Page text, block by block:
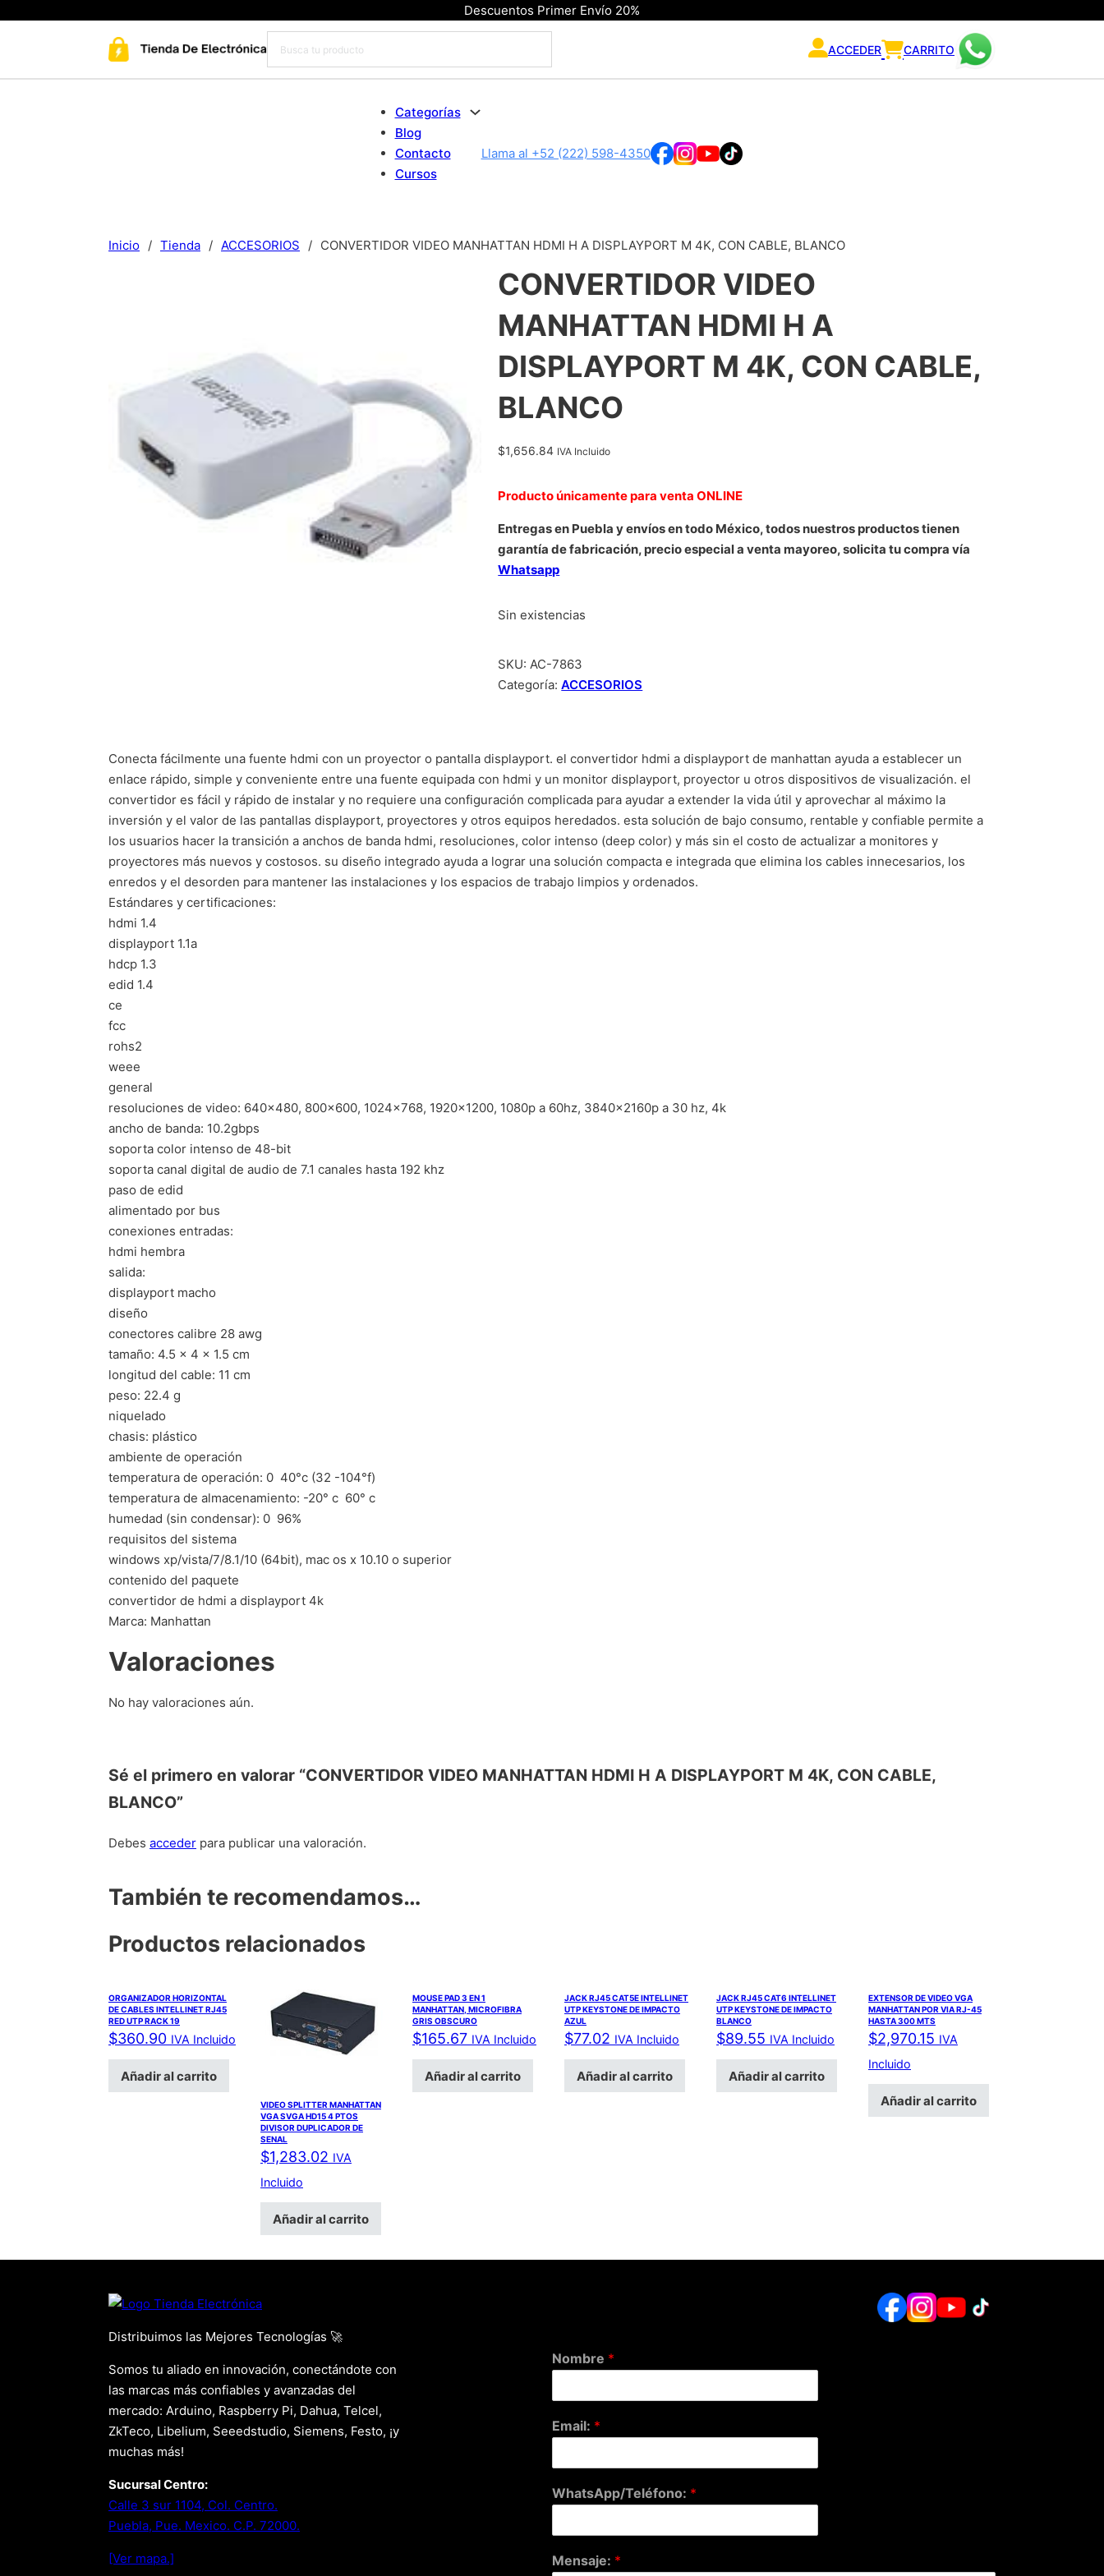
Descuentos Primer Envío 20%
ACCEDER CARRITO
Categorías
Blog
Contacto
Cursos
Llama al +52 (222) 598-4350
Inicio / Tienda / ACCESORIOS / CONVERTIDOR VIDEO MANHATTAN HDMI H A DISPLAYPORT M 4K, CON CABLE, BLANCO
CONVERTIDOR VIDEO
MANHATTAN HDMI H A
DISPLAYPORT M 4K, CON CABLE,
BLANCO
$1,656.84 IVA Incluido
Producto únicamente para venta ONLINE
Entregas en Puebla y envíos en todo México, todos nuestros productos tienen
garantía de fabricación, precio especial a venta mayoreo, solicita tu compra vía
Whatsapp
Sin existencias
SKU:AC-7863
Categoría:ACCESORIOS
Conecta fácilmente una fuente hdmi con un proyector o pantalla displayport. el convertidor hdmi a displayport de manhattan ayuda a establecer un
enlace rápido, simple y conveniente entre una fuente equipada con hdmi y un monitor displayport, proyector u otros dispositivos de visualización. el
convertidor es fácil y rápido de instalar y no requiere una configuración complicada para ayudar a extender la vida útil y aprovechar al máximo la
inversión y el valor de las pantallas displayport, proyectores y otros equipos heredados. esta solución de bajo consumo, rentable y confiable permite a
los usuarios hacer la transición a anchos de banda hdmi, resoluciones, color intenso (deep color) y más sin el costo de actualizar a monitores y
proyectores más nuevos y costosos. su diseño integrado ayuda a lograr una solución compacta e integrada que elimina los cables innecesarios, los
enredos y el desorden para mantener las instalaciones y los espacios de trabajo limpios y ordenados.
Estándares y certificaciones:
hdmi 1.4
displayport 1.1a
hdcp 1.3
edid 1.4
ce
fcc
rohs2
weee
general
resoluciones de video: 640×480, 800×600, 1024×768, 1920×1200, 1080p a 60hz, 3840x2160p a 30 hz, 4k
ancho de banda: 10.2gbps
soporta color intenso de 48-bit
soporta canal digital de audio de 7.1 canales hasta 192 khz
paso de edid
alimentado por bus
conexiones entradas:
hdmi hembra
salida:
displayport macho
diseño
conectores calibre 28 awg
tamaño: 4.5 x 4 x 1.5 cm
longitud del cable: 11 cm
peso: 22.4 g
niquelado
chasis: plástico
ambiente de operación
temperatura de operación: 0  40°c (32 -104°f)
temperatura de almacenamiento: -20° c  60° c
humedad (sin condensar): 0  96%
requisitos del sistema
windows xp/vista/7/8.1/10 (64bit), mac os x 10.10 o superior
contenido del paquete
convertidor de hdmi a displayport 4k
Marca: Manhattan
Valoraciones
No hay valoraciones aún.
Sé el primero en valorar “CONVERTIDOR VIDEO MANHATTAN HDMI H A DISPLAYPORT M 4K, CON CABLE,
BLANCO”
Debes acceder para publicar una valoración.
También te recomendamos…
Productos relacionados
ORGANIZADOR HORIZONTAL
DE CABLES INTELLINET RJ45
RED UTP RACK 19
$360.90 IVA Incluido
Añadir al carrito
VIDEO SPLITTER MANHATTAN
VGA SVGA HD15 4 PTOS
DIVISOR DUPLICADOR DE
SENAL
$1,283.02 IVA
Incluido
Añadir al carrito
MOUSE PAD 3 EN 1
MANHATTAN, MICROFIBRA
GRIS OBSCURO
$165.67 IVA Incluido
Añadir al carrito
JACK RJ45 CAT5E INTELLINET
UTP KEYSTONE DE IMPACTO
AZUL
$77.02 IVA Incluido
Añadir al carrito
JACK RJ45 CAT6 INTELLINET
UTP KEYSTONE DE IMPACTO
BLANCO
$89.55 IVA Incluido
Añadir al carrito
EXTENSOR DE VIDEO VGA
MANHATTAN POR VIA RJ-45
HASTA 300 MTS
$2,970.15 IVA
Incluido
Añadir al carrito
Distribuimos las Mejores Tecnologías 🚀
Somos tu aliado en innovación, conectándote con
las marcas más confiables y avanzadas del
mercado: Arduino, Raspberry Pi, Dahua, Telcel,
ZkTeco, Libelium, Seeedstudio, Siemens, Festo, ¡y
muchas más!
Sucursal Centro:
Calle 3 sur 1104, Col. Centro.
Puebla, Pue. Mexico. C.P. 72000.
[Ver mapa.]
Nombre *
Email: *
WhatsApp/Teléfono: *
Mensaje: *